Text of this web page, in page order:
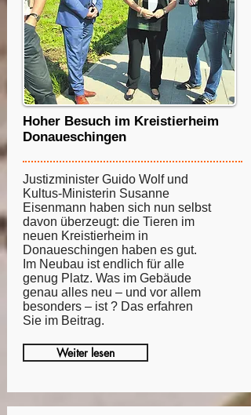
Hoher Besuch im Kreistierheim
Donaueschingen
Justizminister Guido Wolf und
Kultus-Ministerin Susanne
Eisenmann haben sich nun selbst
davon überzeugt: die Tieren im
neuen Kreistierheim in
Donaueschingen haben es gut.
Im Neubau ist endlich für alle
genug Platz. Was im Gebäude
genau alles neu – und vor allem
besonders – ist ? Das erfahren
Sie im Beitrag.
Weiter lesen